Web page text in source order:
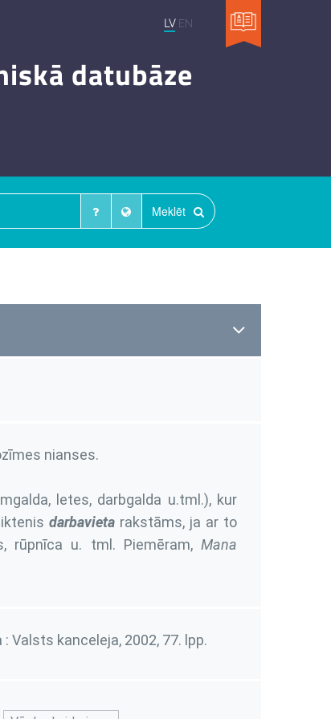
LV EN
datubāze
Meklēt
nianses.
letes, darbgalda u.tml.), kur
darbavieta rakstāms, ja ar to
rūpnīca u. tml. Piemēram, Mana
: Valsts kanceleja, 2002, 77. lpp.